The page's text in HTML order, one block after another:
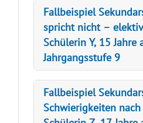
Fallbeispiel
spricht nicht –
Schülerin Y, 15 Jahre
Jahrgangsstufe 9
Fallbeispiel
Schwierigkeiten